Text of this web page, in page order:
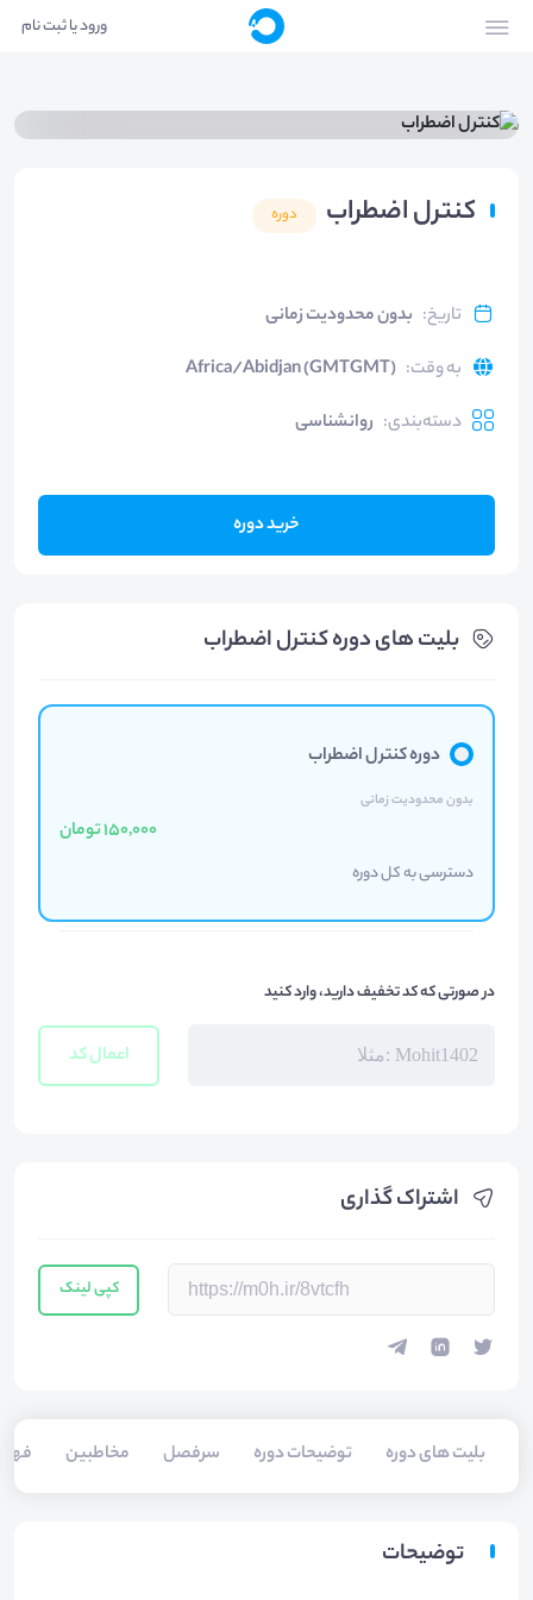
ورود یا ثبت نام
کنترل اضطراب دوره
تاریخ: بدون محدودیت زمانی
به وقت:
Africa/Abidjan (GMTGMT)
دسته‌بندی: روانشناسی
خرید دوره
اشتراک گذاری
کپی لینک
بلیت های دوره توضیحات دوره سرفصل مخاطبین
بلیت های دوره کنترل اضطراب
دوره کنترل اضطراب
بدون محدودیت زمانی
150,000 تومان
دسترسی به کل دوره
در صورتی که کد تخفیف دارید، وارد کنید
اعمال کد
توضیحات